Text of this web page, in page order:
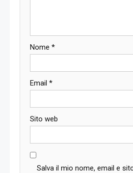
Nome *
Email *
Sito web
Salva il mio nome, email e